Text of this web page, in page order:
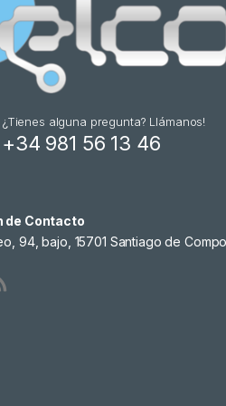
¿Tienes alguna pregunta? Llámanos!
+34 981 56 13 46
de Contacto
94, bajo, 15701 Santiago de